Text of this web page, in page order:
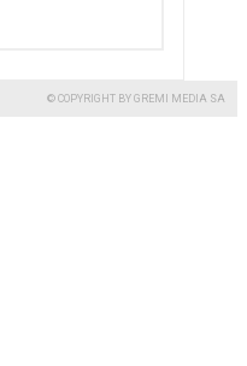
© COPYRIGHT BY GREMI MEDIA SA